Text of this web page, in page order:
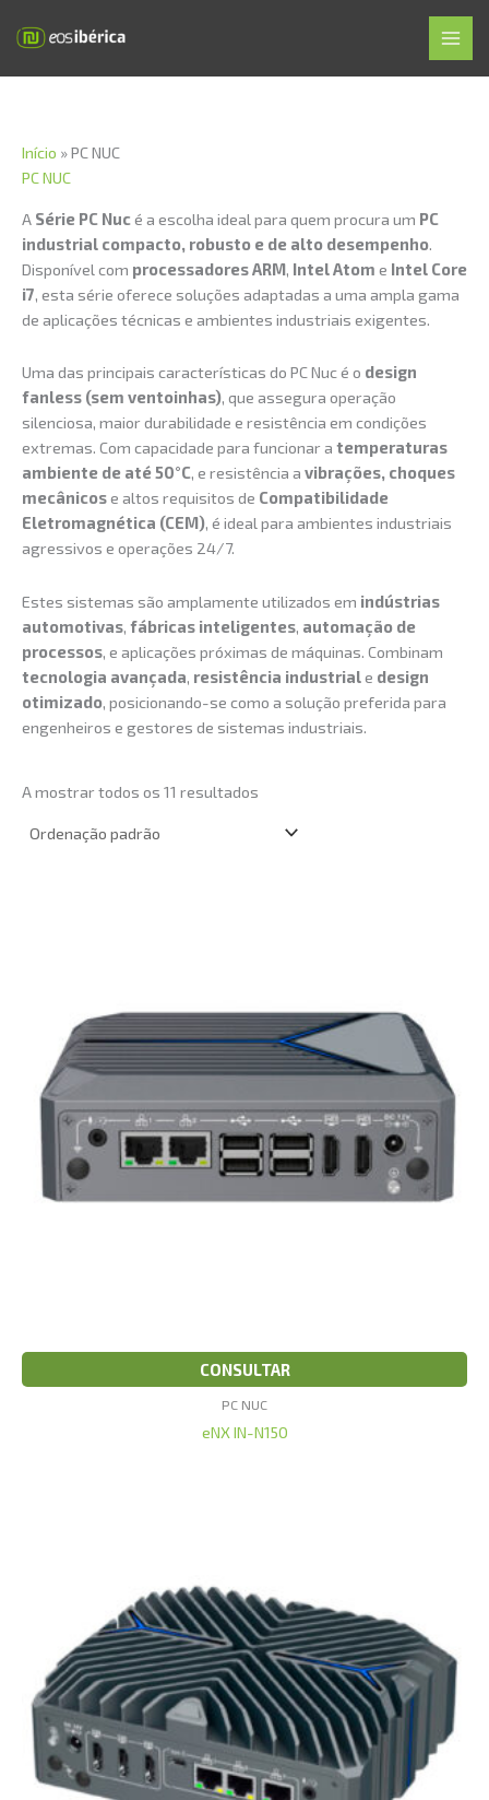
Início »PC NUC
PC NUC
A Série PC Nuc é a escolha ideal para quem procura um PC
industrial compacto, robusto e de alto desempenho
Disponível com processadores ARM Intel Atom e Intel Core
i7 , esta série oferece soluções adaptadas a uma ampla gama
de aplicações técnicas e ambientes industriais exigentes.
Uma das principais características do PC Nuc é o design
fanless (sem ventoinhas), que assegura operação
silenciosa, maior durabilidade e resistência em condições
extremas. Com capacidade para funcionar a temperaturas
ambiente de até 50°C, e resistência a vibrações, choques
mecânicose altos requisitos de Compatibilidade
Eletromagnética (CEM), é ideal para ambientes industriais
agressivos e operações 24/7.
Estes sistemas são amplamente utilizados em indústrias
automotivas fábricas inteligentes automação de
processos , e aplicações próximas de máquinas. Combinam
tecnologia avançada resistência industrial e design
otimizado , posicionando-se como a solução preferida para
engenheiros e gestores de sistemas industriais.
A mostrar todos os 11 resultados
CONSULTAR
PC NUC
eNX IN-N150